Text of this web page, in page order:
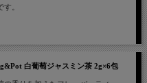
。
白葡萄ジャスミン茶 2g×6包